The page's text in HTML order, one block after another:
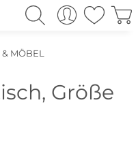
MÖBEL
Größe